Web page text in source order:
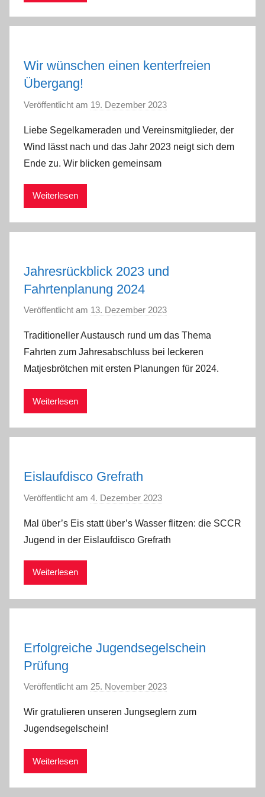
Wir wünschen einen kenterfreien
Übergang!
Veröffentlicht am 19. Dezember 2023
n
a
Liebe Segelkameraden und Vereinsmitglieder, der
Wind lässt nach und das Jahr 2023 neigt sich dem
Ende zu. Wir blicken gemeinsam
Weiterlesen
Jahresrückblick 2023 und
Fahrtenplanung 2024
Veröffentlicht am 13. Dezember 2023
n
a
d
Traditioneller Austausch rund um das Thema
Fahrten zum Jahresabschluss bei leckeren
Matjesbrötchen mit ersten Planungen für 2024.
Weiterlesen
Eislaufdisco Grefrath
Veröffentlicht am 4. Dezember 2023
n
a
Mal über’s Eis statt über’s Wasser flitzen: die SCCR
Jugend in der Eislaufdisco Grefrath
Weiterlesen
Erfolgreiche Jugendsegelschein
Prüfung
Veröffentlicht am 25. November 2023
n
Wir gratulieren unseren Jungseglern zum
Jugendsegelschein!
Weiterlesen